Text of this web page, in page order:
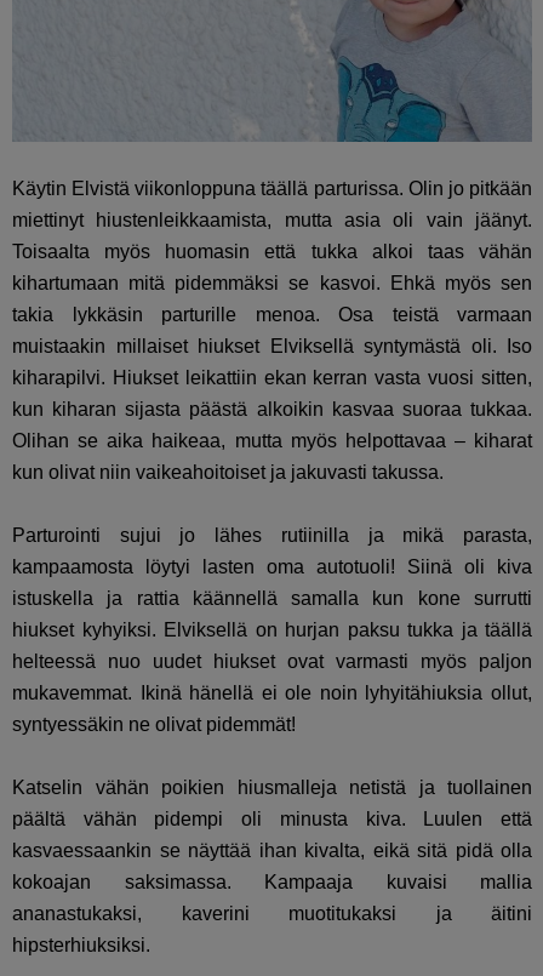
Käytin Elvistä viikonloppuna täällä parturissa. Olin jo pitkään
miettinyt hiustenleikkaamista, mutta asia oli vain jäänyt.
Toisaalta myös huomasin että tukka alkoi taas vähän
kihartumaan mitä pidemmäksi se kasvoi. Ehkä myös sen
takia lykkäsin parturille menoa. Osa teistä varmaan
muistaakin millaiset hiukset Elviksellä syntymästä oli. Iso
kiharapilvi. Hiukset leikattiin ekan kerran vasta vuosi sitten,
kun kiharan sijasta päästä alkoikin kasvaa suoraa tukkaa.
Olihan se aika haikeaa, mutta myös helpottavaa – kiharat
kun olivat niin vaikeahoitoiset ja jakuvasti takussa.
Parturointi sujui jo lähes rutiinilla ja mikä parasta,
kampaamosta löytyi lasten oma autotuoli! Siinä oli kiva
istuskella ja rattia käännellä samalla kun kone surrutti
hiukset kyhyiksi. Elviksellä on hurjan paksu tukka ja täällä
helteessä nuo uudet hiukset ovat varmasti myös paljon
mukavemmat. Ikinä hänellä ei ole noin lyhyitähiuksia ollut,
syntyessäkin ne olivat pidemmät!
Katselin vähän poikien hiusmalleja netistä ja tuollainen
päältä vähän pidempi oli minusta kiva. Luulen että
kasvaessaankin se näyttää ihan kivalta, eikä sitä pidä olla
kokoajan saksimassa. Kampaaja kuvaisi mallia
ananastukaksi, kaverini muotitukaksi ja äitini
hipsterhiuksiksi.